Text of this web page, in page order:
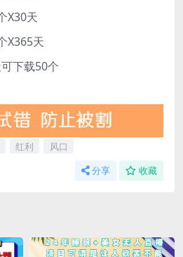
X30天
X365天
下载50个
红利 风口
分享 收藏